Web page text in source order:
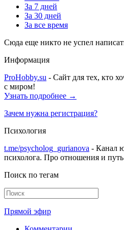
За 7 дней
За 30 дней
За все время
Сюда еще никто не успел
Информация
ProHobby.su - Сайт для тех, кто
с миром!
Узнать подробнее →
Зачем нужна регистрация?
Психология
t.me/psycholog_gurianova - Канал
психолога. Про отношения и путь
Поиск по тегам
Прямой эфир